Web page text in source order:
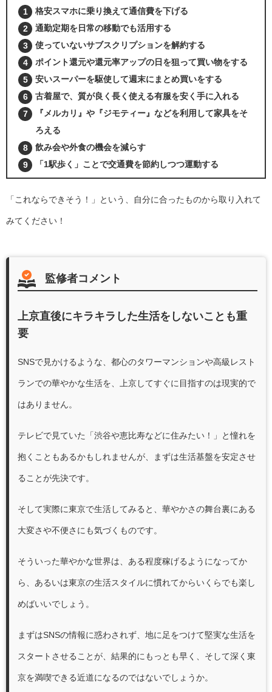
格安スマホに乗り換えて通信費を下げる
通勤定期を日常の移動でも活用する
使っていないサブスクリプションを解約する
ポイント還元や還元率アップの日を狙って買い物をする
安いスーパーを駆使して週末にまとめ買いをする
古着屋で、質が良く長く使える有服を安く手に入れる
『メルカリ』や『ジモティー』などを利用して家具をそ
ろえる
飲み会や外食の機会を減らす
「1駅歩く」ことで交通費を節約しつつ運動する
「これならできそう！」という、自分に合ったものから取り入れて
みてください！
監修者コメント
上京直後にキラキラした生活をしないことも重
要
SNSで見かけるような、都心のタワーマンションや高級レスト
ランでの華やかな生活を、上京してすぐに目指すのは現実的で
はありません。
テレビで見ていた「渋谷や恵比寿などに住みたい！」と憧れを
抱くこともあるかもしれませんが、まずは生活基盤を安定させ
ることが先決です。
そして実際に東京で生活してみると、華やかさの舞台裏にある
大変さや不便さにも気づくものです。
そういった華やかな世界は、ある程度稼げるようになってか
ら、あるいは東京の生活スタイルに慣れてからいくらでも楽し
めばいいでしょう。
まずはSNSの情報に惑わされず、地に足をつけて堅実な生活を
スタートさせることが、結果的にもっとも早く、そして深く東
京を満喫できる近道になるのではないでしょうか。